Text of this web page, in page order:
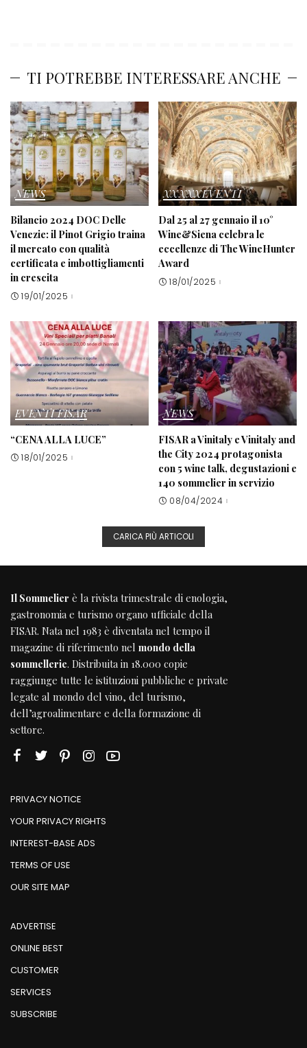
TI POTREBBE INTERESSARE ANCHE
NEWS
Bilancio 2024 DOC Delle
Venezie: il Pinot Grigio traina
il mercato con qualità
certificata e imbottigliamenti
in crescita
19/01/2025
XXXXXEVENTI
Dal 25 al 27 gennaio il 10°
Wine&Siena celebra le
eccellenze di The WineHunter
Award
18/01/2025
EVENTI FISAR
“CENA ALLA LUCE”
18/01/2025
NEWS
FISAR a Vinitaly e Vinitaly and
the City 2024 protagonista
con 5 wine talk, degustazioni e
140 sommelier in servizio
08/04/2024
CARICA PIÙ ARTICOLI
Il Sommelier è la rivista trimestrale di enologia,
gastronomia e turismo organo ufficiale della
FISAR. Nata nel 1983 è diventata nel tempo il
magazine di riferimento nel mondo della
sommellerie. Distribuita in 18.000 copie
raggiunge tutte le istituzioni pubbliche e private
legate al mondo del vino, del turismo,
dell’agroalimentare e della formazione di
settore.
PRIVACY NOTICE
YOUR PRIVACY RIGHTS
INTEREST-BASE ADS
TERMS OF USE
OUR SITE MAP
ADVERTISE
ONLINE BEST
CUSTOMER
SERVICES
SUBSCRIBE